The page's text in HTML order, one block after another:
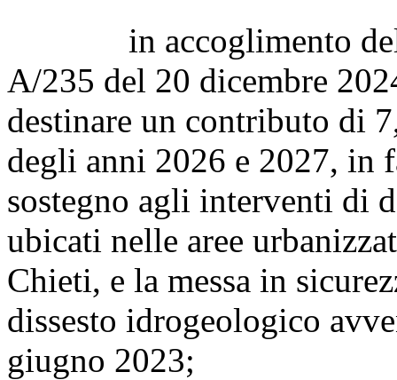
in accoglimento
A/235 del 20 dicembre
destinare un contributo di
degli anni 2026 e 2027, in
sostegno agli interventi di
ubicati nelle aree
Chieti, e la messa in
dissesto idrogeologico
giugno 2023;